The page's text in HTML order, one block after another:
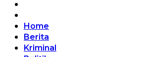
Home
Berita
Kriminal